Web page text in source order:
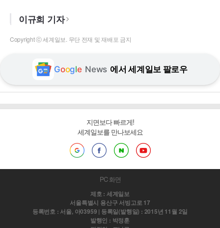
이규희 기자
Copyright ⓒ 세계일보. 무단 전재 및 재배포 금지
Google News 에서 세계일보 팔로우
지면보다 빠르게!
세계일보를 만나보세요
PC 화면
제호 : 세계일보
서울특별시 용산구 서빙고로 17
등록번호 : 서울, 아03959 | 등록일(발행일) : 2015년 11월 2일
발행인 : 박정훈